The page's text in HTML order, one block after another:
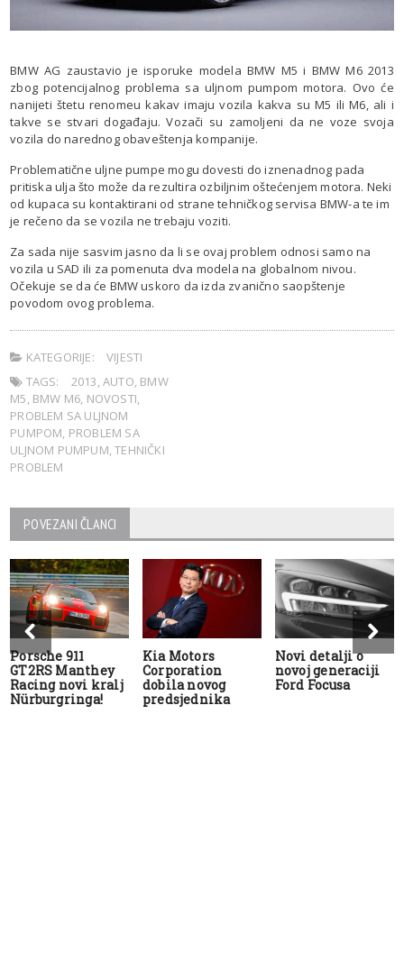
BMW AG zaustavio je isporuke modela BMW M5 i BMW M6 2013
zbog potencijalnog problema sa uljnom pumpom motora. Ovo će
nanijeti štetu renomeu kakav imaju vozila kakva su M5 ili M6, ali i
takve se stvari događaju. Vozači su zamoljeni da ne voze svoja
vozila do narednog obaveštenja kompanije.
Problematične uljne pumpe mogu dovesti do iznenadnog pada
pritiska ulja što može da rezultira ozbiljnim oštećenjem motora. Neki
od kupaca su kontaktirani od strane tehničkog servisa BMW-a te im
je rečeno da se vozila ne trebaju voziti.
Za sada nije sasvim jasno da li se ovaj problem odnosi samo na
vozila u SAD ili za pomenuta dva modela na globalnom nivou.
Očekuje se da će BMW uskoro da izda zvanično saopštenje
povodom ovog problema.
KATEGORIJE:
VIJESTI
TAGS:
2013,AUTO, BMW
M5, BMW M6, NOVOSTI,
PROBLEM SA ULJNOM
PUMPOM, PROBLEM SA
ULJNOM PUMPUM,TEHNIČKI
PROBLEM
POVEZANI ČLANCI
Porsche 911
GT2RS Manthey
Racing novi kralj
Nürburgringa!
Kia Motors
Corporation
dobila novog
predsjednika
Novi detalji o
novoj generaciji
Ford Focusa